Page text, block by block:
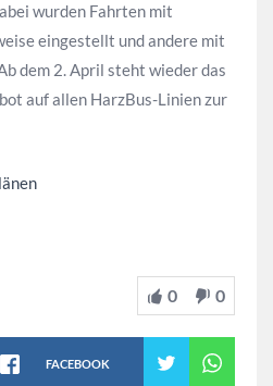
wurden Fahrten mit
eingestellt und andere mit
dem 2. April steht wieder das
auf allen HarzBus-Linien zur
0 0
FACEBOOK